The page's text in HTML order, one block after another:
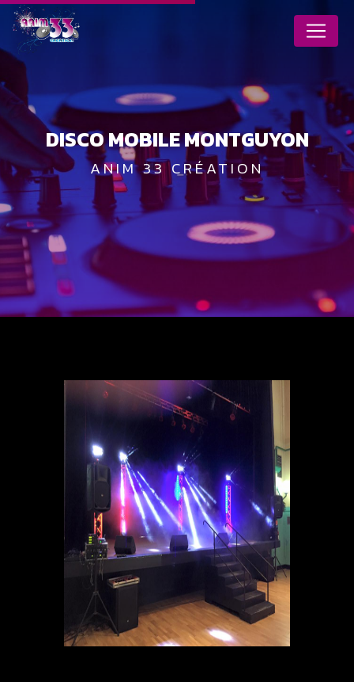
DISCO MOBILE MONTGUYON
ANIM 33 CRÉATION
Panneau de gestion des cookies